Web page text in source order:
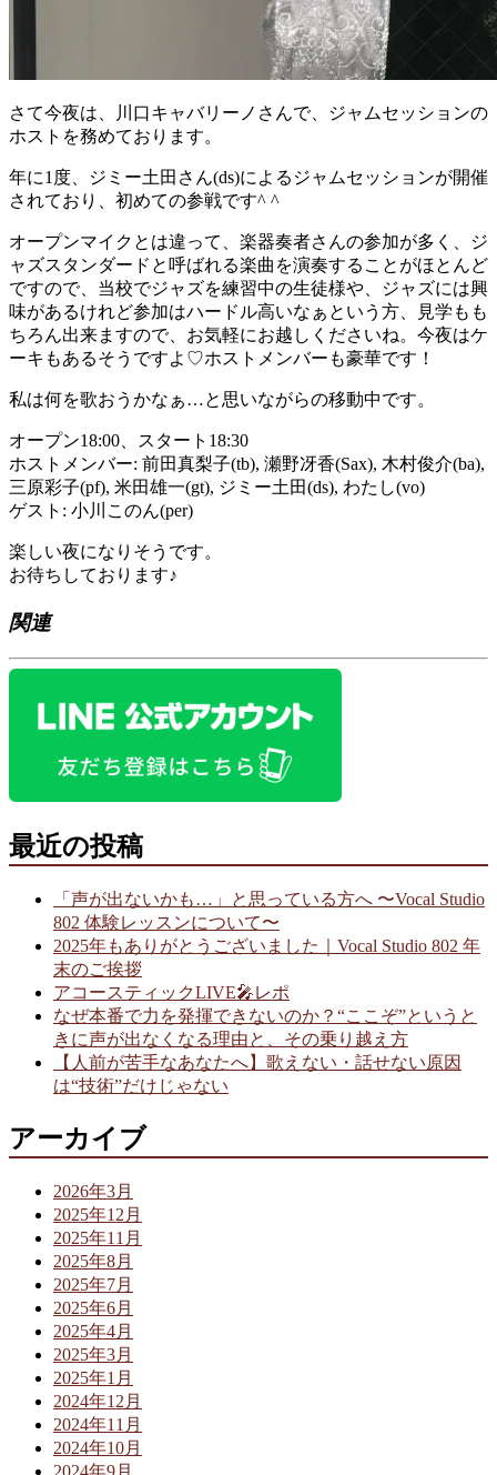
さて今夜は、川口キャバリーノさんで、ジャムセッションの
ホストを務めております。
年に1度、ジミー土田さん(ds)によるジャムセッションが開催
されており、初めての参戦です^ ^
オープンマイクとは違って、楽器奏者さんの参加が多く、ジ
ャズスタンダードと呼ばれる楽曲を演奏することがほとんど
ですので、当校でジャズを練習中の生徒様や、ジャズには興
味があるけれど参加はハードル高いなぁという方、見学もも
ちろん出来ますので、お気軽にお越しくださいね。今夜はケ
ーキもあるそうですよ♡ホストメンバーも豪華です！
私は何を歌おうかなぁ…と思いながらの移動中です。
オープン18:00、スタート18:30
ホストメンバー: 前田真梨子(tb), 瀬野冴香(Sax), 木村俊介(ba),
三原彩子(pf), 米田雄一(gt), ジミー土田(ds), わたし(vo)
ゲスト: 小川このん(per)
楽しい夜になりそうです。
お待ちしております♪
関連
最近の投稿
「声が出ないかも…」と思っている方へ 〜Vocal Studio
802 体験レッスンについて〜
2025年もありがとうございました｜Vocal Studio 802 年
末のご挨拶
アコースティックLIVE🎤レポ
なぜ本番で力を発揮できないのか？“ここぞ”というと
きに声が出なくなる理由と、その乗り越え方
【人前が苦手なあなたへ】歌えない・話せない原因
は“技術”だけじゃない
アーカイブ
2026年3月
2025年12月
2025年11月
2025年8月
2025年7月
2025年6月
2025年4月
2025年3月
2025年1月
2024年12月
2024年11月
2024年10月
2024年9月